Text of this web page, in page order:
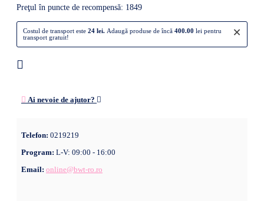
Preţul în puncte de recompensă: 1849
×
Costul de transport este 24 lei. Adaugă produse de încă 400.00 lei pentru
transport gratuit!
Ai nevoie de ajutor?
Telefon: 0219219
Program: L-V: 09:00 - 16:00
Email: online@bwt-ro.ro